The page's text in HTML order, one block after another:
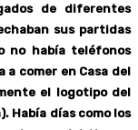
de diferentes
sus partidas
no había teléfonos
a comer en Casa del
el logotipo del
Había días como los